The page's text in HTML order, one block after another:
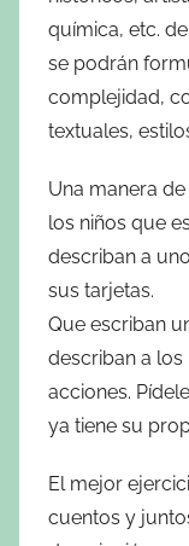
química, etc.
se podrán
complejidad,
textuales,
Una manera
los niños que
describan a
sus tarjetas.
Que escriban
describan a los
acciones.
ya tiene su
El mejor
cuentos y